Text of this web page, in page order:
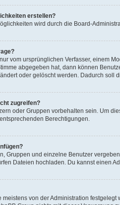
erstellen?
wird durch die Board-
vom ursprünglichen Verfasser, einem
abgegeben hat, dann können
oder gelöscht werden. Dadurch soll
zugreifen?
oder Gruppen vorbehalten sein. Um
Berechtigungen.
Gruppen und einzelne Benutzer
Dateien hochladen. Du kannst einen
von der Administration